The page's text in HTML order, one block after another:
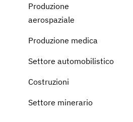
Produzione
aerospaziale
Produzione medica
Settore automobilistico
Costruzioni
Settore minerario